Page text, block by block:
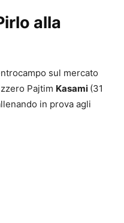
alla
sul mercato
Pajtim Kasami (31
in prova agli